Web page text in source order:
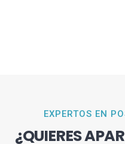
EXPERTOS EN
¿QUIERES